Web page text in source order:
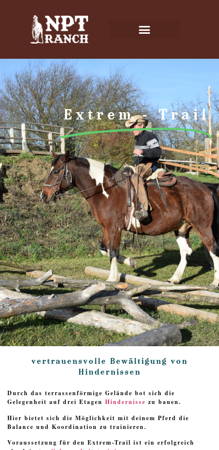
Extrem - Trail
vertrauensvolle Bewältigung von
Hindernissen
Durch das terrassenförmige Gelände bot sich die
Gelegenheit auf drei Etagen Hindernisse zu bauen.
Hier bietet sich die Möglichkeit mit deinem Pferd die
Balance und Koordination zu trainieren.
Voraussetzung für den Extrem-Trail ist ein erfolgreich